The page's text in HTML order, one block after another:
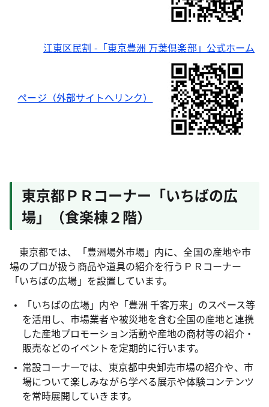
江東区民割 -「東京豊洲 万葉倶楽部」公式ホーム
ページ（外部サイトへリンク）
東京都ＰＲコーナー「いちばの広
場」（食楽棟２階）
東京都では、「豊洲場外市場」内に、全国の産地や市
場のプロが扱う商品や道具の紹介を行うＰＲコーナー
「いちばの広場」を設置しています。
「いちばの広場」内や「豊洲 千客万来」のスペース等
を活用し、市場業者や被災地を含む全国の産地と連携
した産地プロモーション活動や産地の商材等の紹介・
販売などのイベントを定期的に行います。
常設コーナーでは、東京都中央卸売市場の紹介や、市
場について楽しみながら学べる展示や体験コンテンツ
を常時展開していきます。